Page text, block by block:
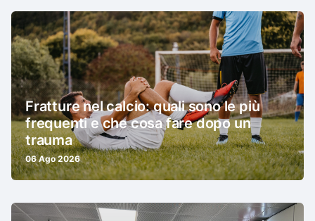
Fratture nel calcio: quali sono le più
frequenti e che cosa fare dopo un
trauma
06 Ago 2026